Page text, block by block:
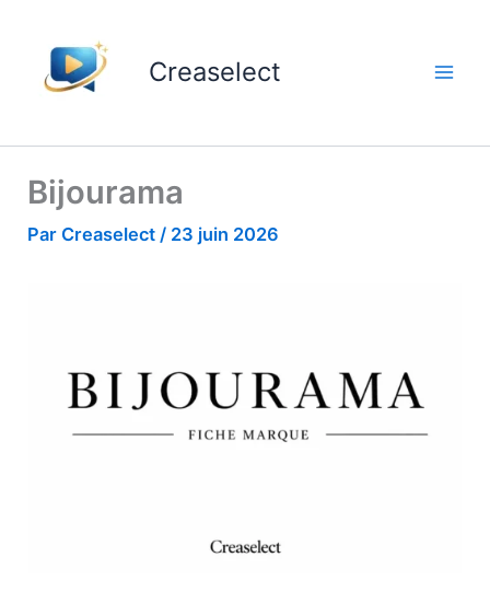
contenu
Creaselect
Bijourama
Par Creaselect/ 23 juin 2026